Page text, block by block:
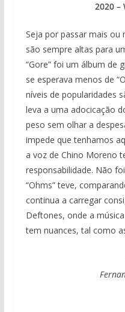
2020 –
Seja por passar mais ou
são sempre altas para
“Gore” foi um álbum de
se esperava menos de
níveis de popularidades
leva a uma adocicação
peso sem olhar a
impede que tenhamos
a voz de Chino Moreno
responsabilidade. Não
“Ohms” teve,
continua a carregar
Deftones, onde a
tem nuances, tal como